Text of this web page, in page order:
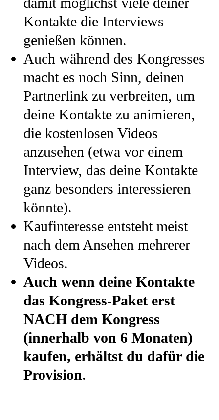
Kontakte die Interviews
genießen können.
Auch während des Kongresses
macht es noch Sinn, deinen
Partnerlink zu verbreiten, um
deine Kontakte zu animieren,
die kostenlosen Videos
anzusehen (etwa vor einem
Interview, das deine Kontakte
ganz besonders interessieren
könnte).
Kaufinteresse entsteht meist
nach dem Ansehen mehrerer
Videos.
Auch wenn deine Kontakte
das Kongress-Paket erst
NACH dem Kongress
(innerhalb von 6 Monaten)
kaufen, erhältst du dafür die
Provision.